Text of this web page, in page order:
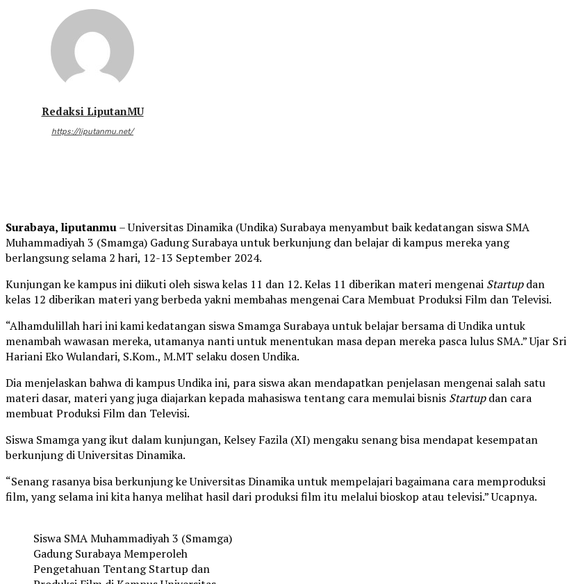
Redaksi LiputanMU
https://liputanmu.net/
Surabaya, liputanmu– Universitas Dinamika (Undika) Surabaya menyambut baik kedatangan siswa SMA
Muhammadiyah 3 (Smamga) Gadung Surabaya untuk berkunjung dan belajar di kampus mereka yang
berlangsung selama 2 hari, 12-13 September 2024.
Kunjungan ke kampus ini diikuti oleh siswa kelas 11 dan 12. Kelas 11 diberikan materi mengenai Startupdan
kelas 12 diberikan materi yang berbeda yakni membahas mengenai Cara Membuat Produksi Film dan Televisi.
“Alhamdulillah hari ini kami kedatangan siswa Smamga Surabaya untuk belajar bersama di Undika untuk
menambah wawasan mereka, utamanya nanti untuk menentukan masa depan mereka pasca lulus SMA.” Ujar Sri
Hariani Eko Wulandari, S.Kom., M.MT selaku dosen Undika.
Dia menjelaskan bahwa di kampus Undika ini, para siswa akan mendapatkan penjelasan mengenai salah satu
materi dasar, materi yang juga diajarkan kepada mahasiswa tentang cara memulai bisnis Startupdan cara
membuat Produksi Film dan Televisi.
Siswa Smamga yang ikut dalam kunjungan, Kelsey Fazila (XI) mengaku senang bisa mendapat kesempatan
berkunjung di Universitas Dinamika.
“Senang rasanya bisa berkunjung ke Universitas Dinamika untuk mempelajari bagaimana cara memproduksi
film, yang selama ini kita hanya melihat hasil dari produksi film itu melalui bioskop atau televisi.” Ucapnya.
Siswa SMA Muhammadiyah 3 (Smamga)
Gadung Surabaya Memperoleh
Pengetahuan Tentang Startup dan